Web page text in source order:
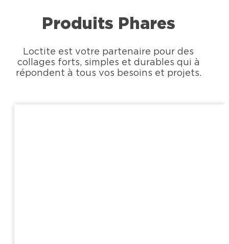
Produits Phares
Loctite est votre partenaire pour des
collages forts, simples et durables qui à
répondent à tous vos besoins et projets.